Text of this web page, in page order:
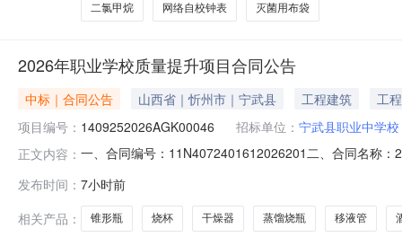
二氯甲烷 网络自校钟表 灭菌用布袋
2026年职业学校质量提升项目合同公告
中标｜合同公告 山西省｜忻州市｜宁武县 工程建筑
工程
项目编号： 1409252026AGK00046 招标单位： 宁武县职业中学校
正文内容： 一、合同编号：11N4072401612026201二、合同名称
丹阳街道永昌路都庄社区科汇电子仪器制造有限公司
发布时间： 7小时前
相关产品：
锥形瓶 烧杯 干燥器 蒸馏烧瓶 移液管